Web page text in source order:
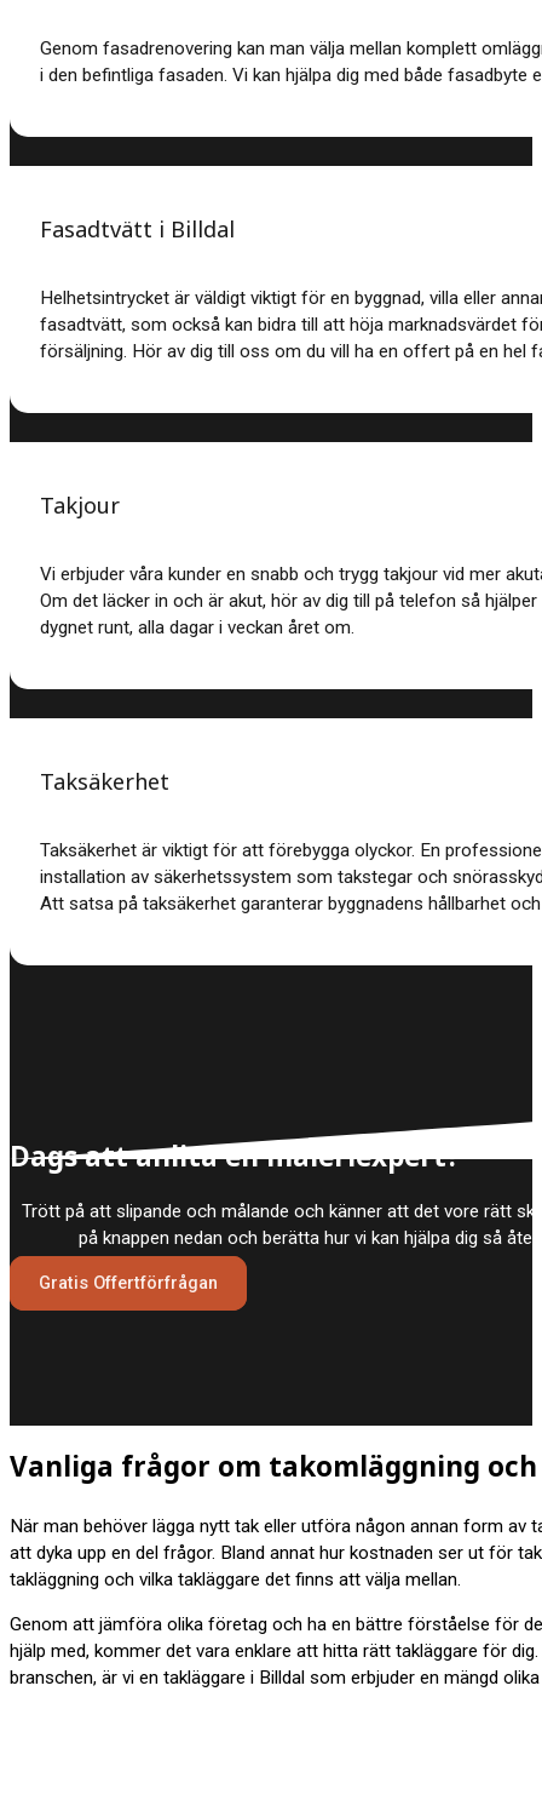
Genom fasadrenovering kan man välja mellan komplett
i den befintliga fasaden. Vi kan hjälpa dig med både fasadbyte
Fasadtvätt i Billdal
Helhetsintrycket är väldigt viktigt för en byggnad, villa eller
fasadtvätt, som också kan bidra till att höja marknadsvärdet
försäljning. Hör av dig till oss om du vill ha en offert på en hel
Takjour
Vi erbjuder våra kunder en snabb och trygg takjour vid mer
Om det läcker in och är akut, hör av dig till på telefon så
dygnet runt, alla dagar i veckan året om.
Taksäkerhet
Taksäkerhet är viktigt för att förebygga olyckor. En
installation av säkerhetssystem som takstegar och
Att satsa på taksäkerhet garanterar byggnadens hållbarhet
Dags att anlita en måleriexpert?
Trött på att slipande och målande och känner att det vore rätt
på knappen nedan och berätta hur vi kan hjälpa dig så
Gratis Offertförfrågan
Vanliga frågor om takomläggning
När man behöver lägga nytt tak eller utföra någon annan form av
att dyka upp en del frågor. Bland annat hur kostnaden ser ut för
takläggning och vilka takläggare det finns att välja mellan.
Genom att jämföra olika företag och ha en bättre förståelse för
hjälp med, kommer det vara enklare att hitta rätt takläggare för
branschen, är vi en takläggare i Billdal som erbjuder en mängd